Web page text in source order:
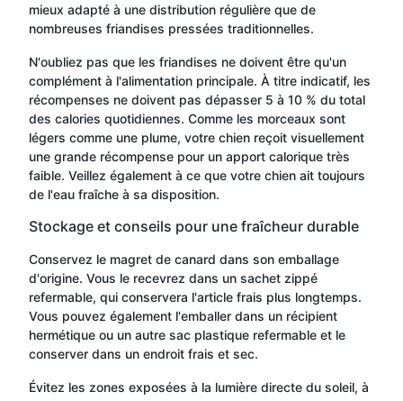
mieux adapté à une distribution régulière que de
nombreuses friandises pressées traditionnelles.
N'oubliez pas que les friandises ne doivent être qu'un
complément à l'alimentation principale. À titre indicatif, les
récompenses ne doivent pas dépasser 5 à 10 % du total
des calories quotidiennes. Comme les morceaux sont
légers comme une plume, votre chien reçoit visuellement
une grande récompense pour un apport calorique très
faible. Veillez également à ce que votre chien ait toujours
de l'eau fraîche à sa disposition.
Stockage et conseils pour une fraîcheur durable
Conservez le magret de canard dans son emballage
d'origine. Vous le recevrez dans un sachet zippé
refermable, qui conservera l'article frais plus longtemps.
Vous pouvez également l'emballer dans un récipient
hermétique ou un autre sac plastique refermable et le
conserver dans un endroit frais et sec.
Évitez les zones exposées à la lumière directe du soleil, à